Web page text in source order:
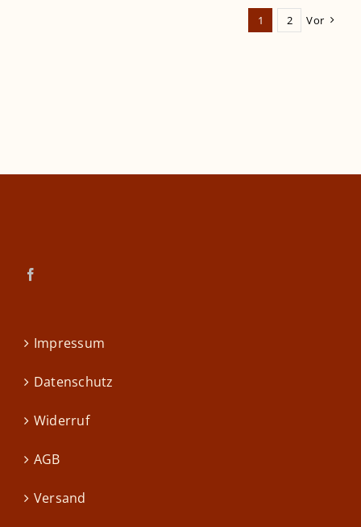
1 2 Vor
Impressum
Datenschutz
Widerruf
AGB
Versand